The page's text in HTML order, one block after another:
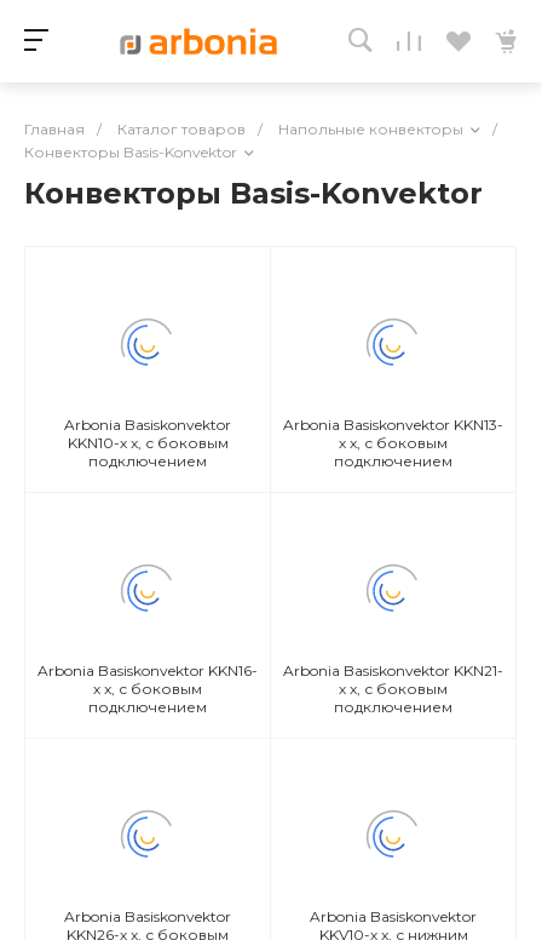
Главная / Каталог товаров / Напольные конвекторы
/
Конвекторы Basis-Konvektor
Конвекторы Basis-Konvektor
Arbonia Basiskonvektor
KKN10-х x, с боковым
подключением
Arbonia Basiskonvektor KKN13-
х x, с боковым
подключением
Arbonia Basiskonvektor KKN16-
х x, с боковым
подключением
Arbonia Basiskonvektor KKN21-
х x, с боковым
подключением
Arbonia Basiskonvektor
KKN26-х x, с боковым
Arbonia Basiskonvektor
KKV10-х x, с нижним